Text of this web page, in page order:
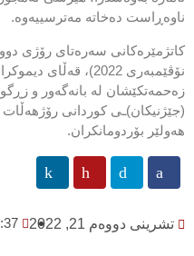
ناوەڕاست دەخاتە مەترسییەوە.
نۆڤێمبه‌ری 2022)،
زەحمەتكێشان لە بانەگەور و
(جێژنیکان)ـی كوردانی
هه‌ولێر بۆردومانكران.
تشرینی دووەم 21, 2022 am